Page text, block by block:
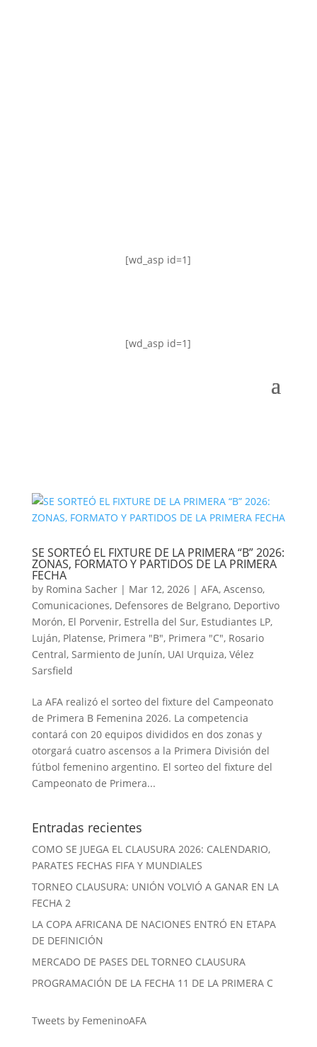
[wd_asp id=1]
[wd_asp id=1]
SE SORTEÓ EL FIXTURE DE LA PRIMERA “B” 2026:
ZONAS, FORMATO Y PARTIDOS DE LA PRIMERA
FECHA
by Romina Sacher| Mar 12, 2026| AFA, Ascenso,
Comunicaciones, Defensores de Belgrano, Deportivo
Morón, El Porvenir, Estrella del Sur, Estudiantes LP,
Luján, Platense, Primera "B", Primera "C", Rosario
Central, Sarmiento de Junín, UAI Urquiza, Vélez
Sarsfield
La AFA realizó el sorteo del fixture del Campeonato
de Primera B Femenina 2026. La competencia
contará con 20 equipos divididos en dos zonas y
otorgará cuatro ascensos a la Primera División del
fútbol femenino argentino. El sorteo del fixture del
Campeonato de Primera...
Entradas recientes
COMO SE JUEGA EL CLAUSURA 2026: CALENDARIO,
PARATES FECHAS FIFA Y MUNDIALES
TORNEO CLAUSURA: UNIÓN VOLVIÓ A GANAR EN LA
FECHA 2
LA COPA AFRICANA DE NACIONES ENTRÓ EN ETAPA
DE DEFINICIÓN
MERCADO DE PASES DEL TORNEO CLAUSURA
PROGRAMACIÓN DE LA FECHA 11 DE LA PRIMERA C
Tweets by FemeninoAFA